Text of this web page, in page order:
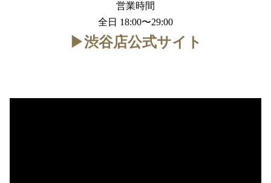
営業時間
全日 18:00〜29:00
▶︎渋谷店公式サイト